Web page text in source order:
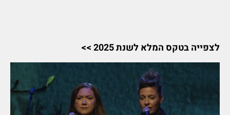
לצפייה בטקס המלא לשנת 2025 >>